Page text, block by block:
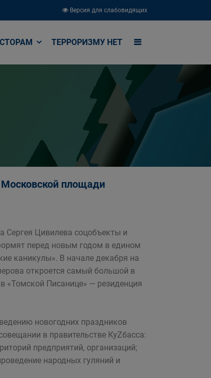
Версия для слабовидящих
ТЕРРОРИЗМУ НЕТ
площади
Сергея Цивилева соцобъекты и
перед новым годом в едином
каникулы». В начале декабря на
откроется самый большой в
«Томской Писанице» — резиденция
новогодних праздников
в правительстве КуZбасса:
предприятий, организаций;
народных гуляний и